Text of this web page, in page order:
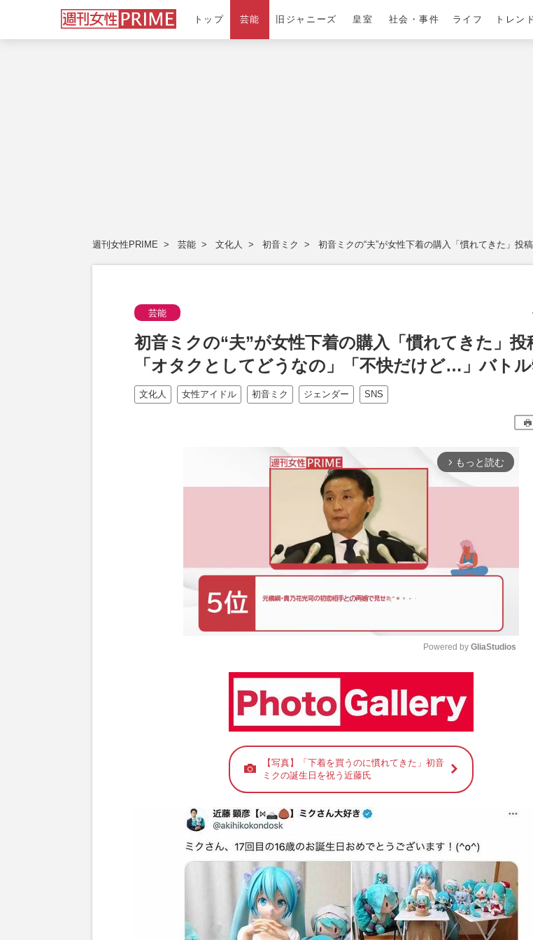
トップ 芸能 旧ジャニーズ 皇室 社会・事件 ライフ トレン
週刊女性PRIME 芸能 文化人 初音ミク 初音ミクの“夫”が女性下着の購入「慣れてきた」投
芸能
初音ミクの“夫”が女性下着の購入「慣れてきた」投
「オタクとしてどうなの」「不快だけど…」バト
文化人 女性アイドル 初音ミク ジェンダー SNS
arrow_forward_ios もっと読む
u
e
Powered by GliaStudios
【写真】「下着を買うのに慣れてきた」初音
ミクの誕生日を祝う近藤氏